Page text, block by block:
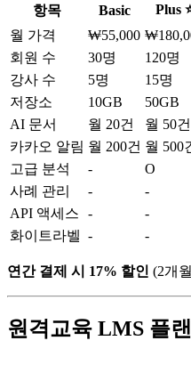
항목 Basic Plus
월 가격
₩55,000
회원 수
30명 120명
강사 수
5명 15명
저장소
10GB 50GB
AI 문서
월 20건 월 50건
카카오 알림 월 200건 월 500
고급 분석
- O
사례 관리
- -
API 액세스
- -
화이트라벨 - -
연간 결제 시 17% 할인 (2개
원격교육 LMS 플랜